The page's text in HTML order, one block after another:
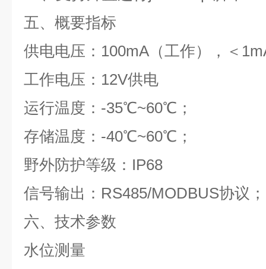
五、概要指标
供电电压：100mA（工作），＜
工作电压：12V供电
运行温度：-35℃~60℃；
存储温度：-40℃~60℃；
野外防护等级：IP68
信号输出：RS485/MODBUS协议；
六、技术参数
水位测量